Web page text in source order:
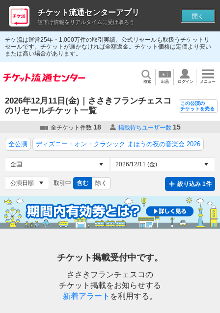
チケ流は運営25年・1,000万件の取引実績、公式リセールも取扱うチケットリ
セールです。チケットが届かなければ全額返金。チケット価格は定価より安い
または高い場合があります。
検索 出品 ログイン メニュー
2026年12月11日(金)｜ささきフランチェスコ
のリセールチケット一覧
この公演の
チケットを売る
全チケット件数 18 掲載待ちユーザー数 15
全公演 ディズニー・オン・クラシック まほうの夜の音楽会 2026
取引中 含む 除く 絞り込み 1件
チケット掲載受付中です。
ささきフランチェスコの
チケット掲載をお知らせする
新着アラート を利用する。
チケット流通センターアプリ
値下げ情報をリアルタイムに受け取ろう
開く